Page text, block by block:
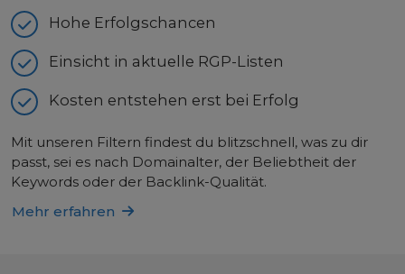
Hohe Erfolgschancen
Einsicht in aktuelle RGP-Listen
Kosten entstehen erst bei Erfolg
Mit unseren Filtern findest du blitzschnell, was zu dir
passt, sei es nach Domainalter, der Beliebtheit der
Keywords oder der Backlink-Qualität.
Mehr erfahren